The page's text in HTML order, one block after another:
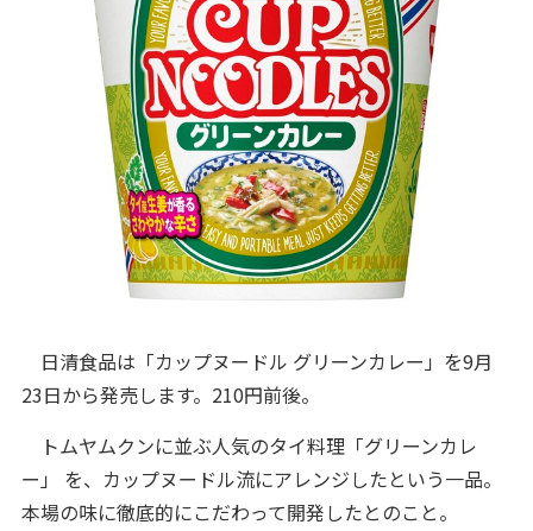
日清食品は「カップヌードル グリーンカレー」を9月
23日から発売します。210円前後。
トムヤムクンに並ぶ人気のタイ料理「グリーンカレ
ー」 を、カップヌードル流にアレンジしたという一品。
本場の味に徹底的にこだわって開発したとのこと。